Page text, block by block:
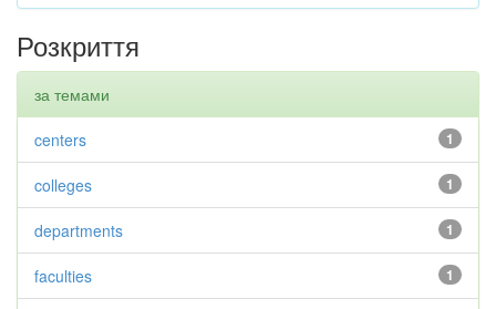
Розкриття
за темами
1
centers
1
colleges
1
departments
1
faculties